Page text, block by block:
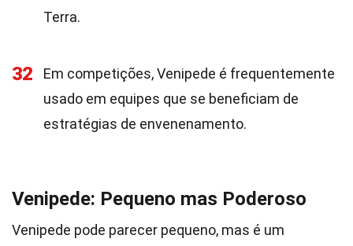
Terra.
32
Em competições, Venipede é frequentemente
usado em equipes que se beneficiam de
estratégias de envenenamento.
Venipede: Pequeno mas Poderoso
Venipede pode parecer pequeno, mas é um